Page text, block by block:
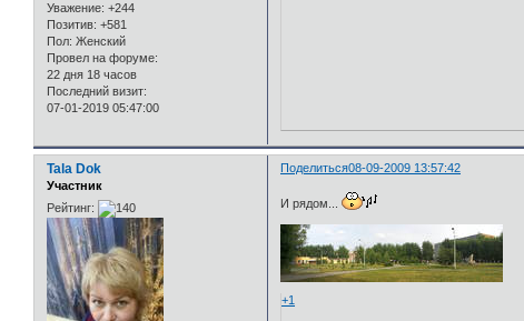
Уважение: +244
Позитив: +581
Пол: Женский
Провел на форуме:
22 дня 18 часов
Последний визит:
07-01-2019 05:47:00
Поделиться08-09-2009 13:57:42
Tala Dok
Участник
Рейтинг:
И рядом...
+1